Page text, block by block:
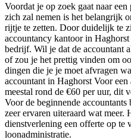
Voordat je op zoek gaat naar
zich zal nemen is het belangrijk
rijtje te zetten. Door duidelijk te
accountancy kantoor in
bedrijf. Wil je dat de accountant
of zou je het prettig vinden om
dingen die je je moet afvragen
accountant in Haghorst Voor
meestal rond de €60 per uur, dit
Voor de beginnende
zeer ervaren uiteraard wat
dienstverlening een offerte op te
loonadministratie.